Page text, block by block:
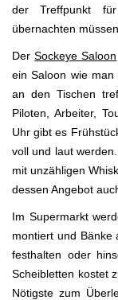
der Treffpunkt
übernachten müssen.
DerSockeye Saloon
ein Saloon wie
an den Tischen
Piloten, Arbeiter,
Uhr gibt es
voll und laut
mit unzähligen
dessen Angebot
Im Supermarkt
montiert und Bänke
festhalten oder
Scheibletten kostet
Nötigste zum